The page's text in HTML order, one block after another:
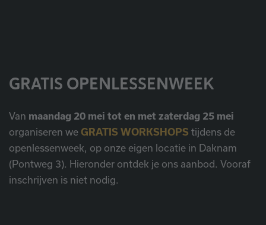
GRATIS OPENLESSENWEEK
Van maandag 20 mei tot en met zaterdag 25 mei
organiseren we GRATIS WORKSHOPS tijdens de
openlessenweek, op onze eigen locatie in Daknam
(Pontweg 3). Hieronder ontdek je ons aanbod. Vooraf
inschrijven is niet nodig.